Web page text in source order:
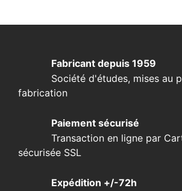
Fabricant depuis 1959
Société d'études, mises au
fabrication
Paiement sécurisé
Transaction en ligne par
sécurisée SSL
Expédition +/-72h